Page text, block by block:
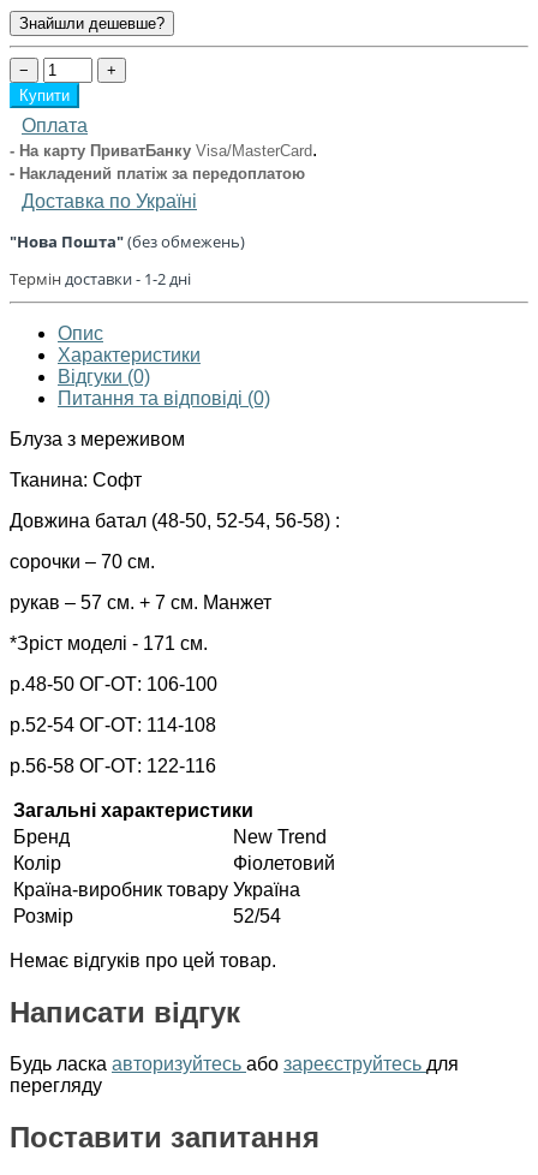
Знайшли дешевше?
−
+
Купити
Оплата
- На карту ПриватБанку Visa/MasterCard.
- Накладений платіж за передоплатою
Доставка по Україні
"Нова Пошта"(без обмежень)
Терміндоставки - 1-2 дні
Опис
Характеристики
Відгуки (0)
Питання та відповіді (0)
Блуза з мереживом
Тканина: Софт
Довжина батал (48-50, 52-54, 56-58) :
сорочки – 70 см.
рукав – 57 см. + 7 см. Манжет
*Зріст моделі - 171 см.
р.48-50 ОГ-ОТ: 106-100
р.52-54 ОГ-ОТ: 114-108
р.56-58 ОГ-ОТ: 122-116
Загальні характеристики
Бренд
New Trend
Колір
Фіолетовий
Країна-виробник товару Україна
Розмір
52/54
Немає відгуків про цей товар.
Написати відгук
Будь ласка авторизуйтесь або зареєструйтесь для
перегляду
Поставити запитання